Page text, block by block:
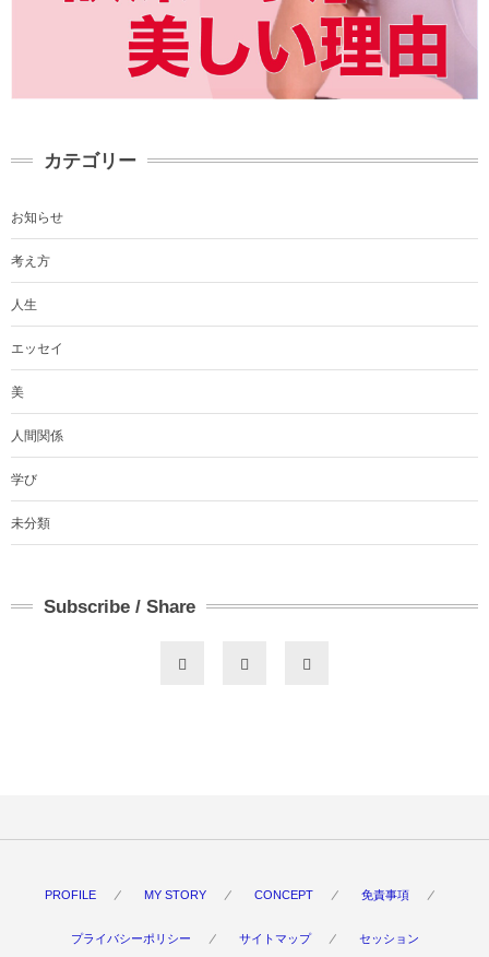
カテゴリー
お知らせ
考え方
人生
エッセイ
美
人間関係
学び
未分類
Subscribe / Share
PROFILE MY STORY CONCEPT 免責事項
プライバシーポリシー サイトマップ セッション